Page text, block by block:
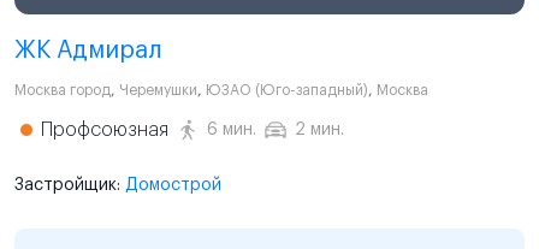
ЖК Адмирал
Москва город, Черемушки, ЮЗАО (Юго-западный), Москва
Профсоюзная 6 мин. 2 мин.
Застройщик: Домострой